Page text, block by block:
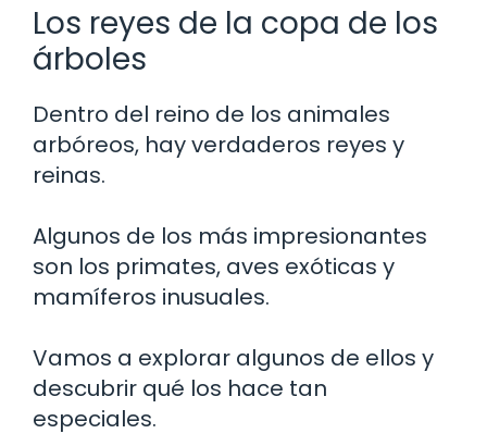
Los reyes de la copa de los
árboles
Dentro del reino de los animales
arbóreos, hay verdaderos reyes y
reinas.
Algunos de los más impresionantes
son los primates, aves exóticas y
mamíferos inusuales.
Vamos a explorar algunos de ellos y
descubrir qué los hace tan
especiales.